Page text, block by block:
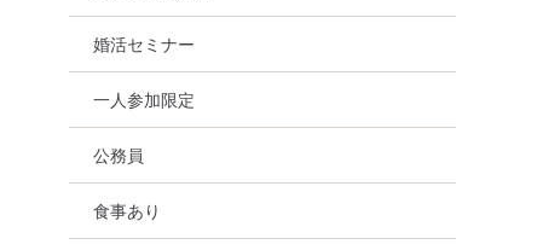
婚活セミナー
一人参加限定
公務員
食事あり